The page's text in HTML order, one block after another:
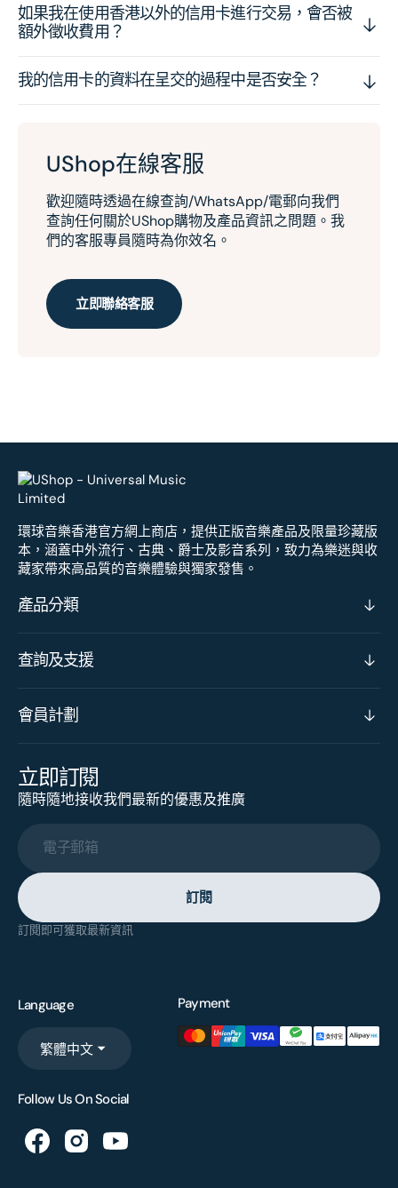
如果我在使用香港以外的信用卡進行交易，會否被
額外徵收費用？
我的信用卡的資料在呈交的過程中是否安全？
UShop在線客服
歡迎隨時透過在線查詢/WhatsApp/電郵向我們
查詢任何關於UShop購物及產品資訊之問題。我
們的客服專員隨時為你效名。
立即聯絡客服
環球音樂香港官方網上商店，提供正版音樂產品及限量珍藏版
本，涵蓋中外流行、古典、爵士及影音系列，致力為樂迷與收
藏家帶來高品質的音樂體驗與獨家發售。
產品分類
查詢及支援
會員計劃
立即訂閱
隨時隨地接收我們最新的優惠及推廣
電子郵箱
訂閱
訂閱即可獲取最新資訊
Language
繁體中文
Payment
Follow Us On Social